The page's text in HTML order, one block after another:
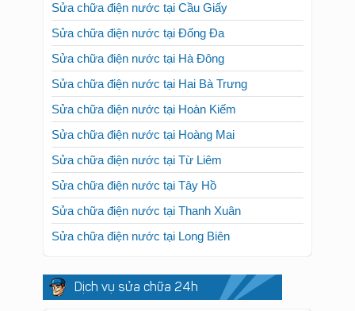
Sửa chữa điện nước tại Cầu Giấy
Sửa chữa điện nước tại Đống Đa
Sửa chữa điện nước tại Hà Đông
Sửa chữa điện nước tại Hai Bà Trưng
Sửa chữa điện nước tại Hoàn Kiếm
Sửa chữa điện nước tại Hoàng Mai
Sửa chữa điện nước tại Từ Liêm
Sửa chữa điện nước tại Tây Hồ
Sửa chữa điện nước tại Thanh Xuân
Sửa chữa điện nước tại Long Biên
Dịch vụ sửa chữa 24h